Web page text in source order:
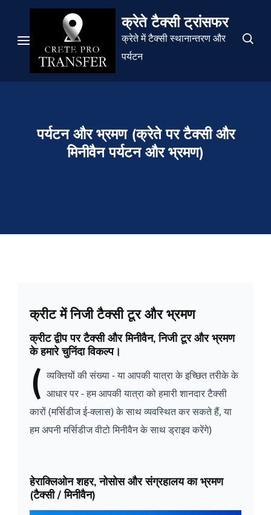
दबाएं)
क्रेते टैक्सी ट्रांसफर
क्रेते में टैक्सी स्थानान्तरण और
पर्यटन
पर्यटन और भ्रमण (क्रेते पर टैक्सी और
मिनीवैन पर्यटन और भ्रमण)
क्रीट में निजी टैक्सी टूर और भ्रमण
क्रीट द्वीप पर टैक्सी और मिनीवैन, निजी टूर और भ्रमण
के हमारे चुनिंदा विकल्प।
( व्यक्तियोंकी संख्या - या आपकी यात्रा के इच्छित तरीके के
आधार पर - हम आपकी यात्रा को हमारी शानदार टैक्सी
कारों (मर्सिडीज ई-क्लास) के साथ व्यवस्थित कर सकते हैं, या
हम अपनी मर्सिडीज वीटो मिनीवैन के साथ ड्राइव करेंगे)
हेराक्लिओन शहर, नोसोस और संग्रहालय का भ्रमण
(टैक्सी / मिनीवैन)